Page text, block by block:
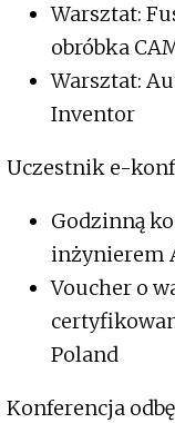
Warsztat:
obróbka
Warsztat:
Inventor
Uczestnik e-
Godzinną
inżynierem
Voucher o
Poland
Konferencja